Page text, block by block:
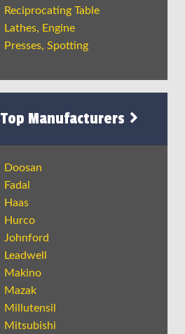
Reciprocating Table
Lathes, Engine
Presses, Spotting
Top Manufacturers
Doosan
Fadal
Haas
Hurco
Johnford
Leadwell
Makino
Mazak
Millutensil
Mitsubishi